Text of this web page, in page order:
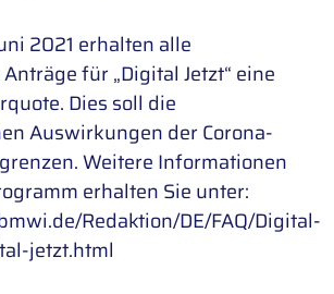
2021 erhalten alle
für „Digital Jetzt“ eine
Dies soll die
Auswirkungen der Corona-
Weitere Informationen
erhalten Sie unter:
Redaktion/DE/FAQ/Digital-
jetzt.html